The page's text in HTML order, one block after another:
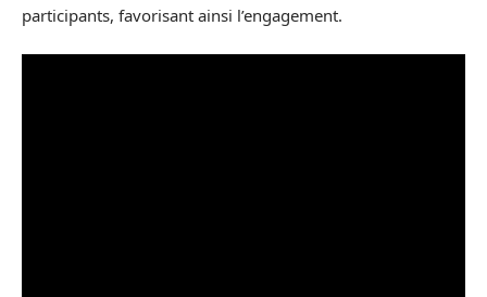
participants, favorisant ainsi l’engagement.